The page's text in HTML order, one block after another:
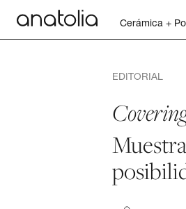
Cerámica +
EDITORIAL